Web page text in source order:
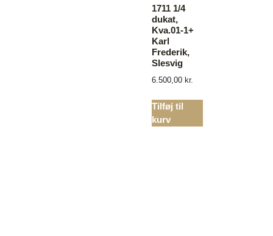
1711 1/4
dukat,
Kva.01-1+
Karl
Frederik,
Slesvig
6.500,00 kr.
Tilføj til
kurv